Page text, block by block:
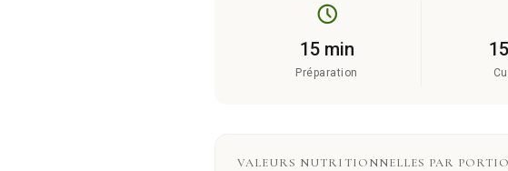
15 min
Préparation
VALEURS NUTRITIONNELLES PAR